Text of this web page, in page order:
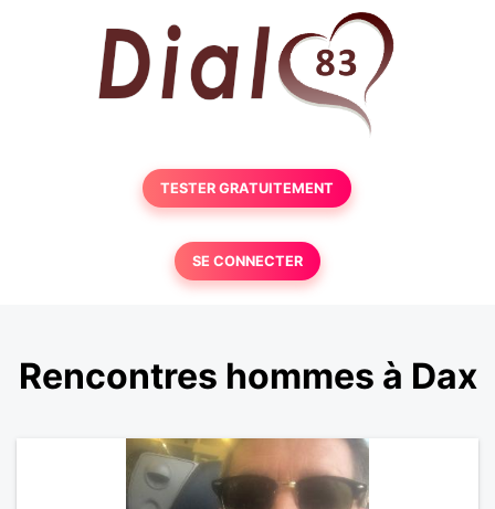
TESTER GRATUITEMENT
SE CONNECTER
Rencontres hommes à Dax